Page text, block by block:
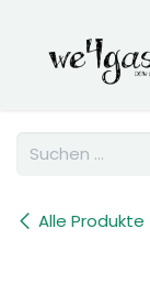
Alle Produkte